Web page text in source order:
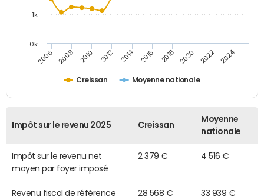
Creissan Moyenne nationale
2006 2008 2010 2012 2014 2016 2018 2020 2022 2024
0k
1k
Impôt sur le revenu 2025 Creissan
Moyenne
nationale
Impôt sur le revenu net
moyen par foyer imposé
2 379 € 4 516 €
Revenu fiscal de référence
28 568 € 33 939 €